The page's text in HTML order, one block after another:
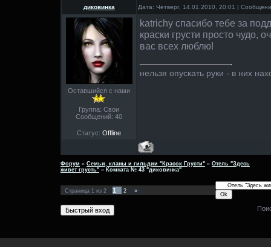
диковинка Дата: Четверг, 14.01.2010, 20:01 |
Оставшийся с нами
Группа: Свои
Сообщений: 40
Статус: Offline
katrichy спасибо тебе за
краски грусти просто чудо,
вас всех люблю!
нельзя опускать руки - в них
Форум » Семьи, кланы и гильдии "Красок Грусти" » Отель "Здесь
живет грусть" » Комната № 43 "диковинка"
Страница 1 из 2 1 2 »